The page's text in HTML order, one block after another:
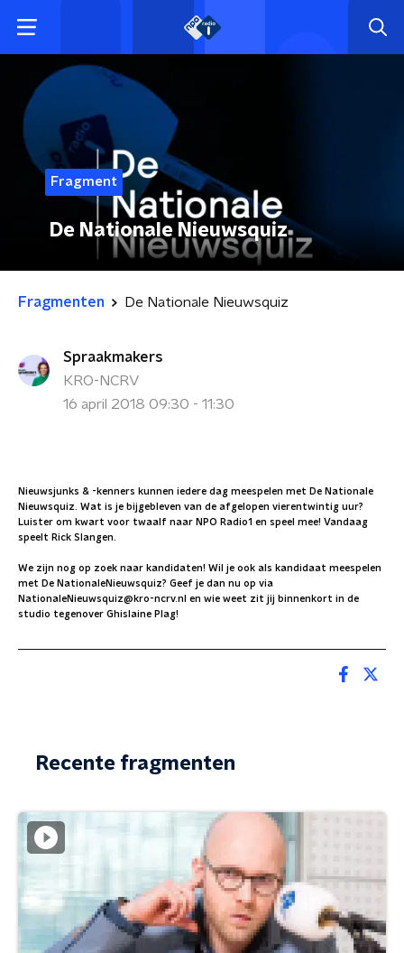
Fragment
De Nationale Nieuwsquiz
Fragmenten De Nationale Nieuwsquiz
Spraakmakers
KRO-NCRV
16 april 2018 09:30 - 11:30
Nieuwsjunks & -kenners kunnen iedere dag meespelen met De Nationale
Nieuwsquiz. Wat is je bijgebleven van de afgelopen vierentwintig uur?
Luister om kwart voor twaalf naar NPO Radio1 en speel mee! Vandaag
speelt Rick Slangen.
We zijn nog op zoek naar kandidaten! Wil je ook als kandidaat meespelen
met De NationaleNieuwsquiz? Geef je dan nu op via
NationaleNieuwsquiz@kro-ncrv.nl en wie weet zit jij binnenkort in de
studio tegenover Ghislaine Plag!
Recente fragmenten